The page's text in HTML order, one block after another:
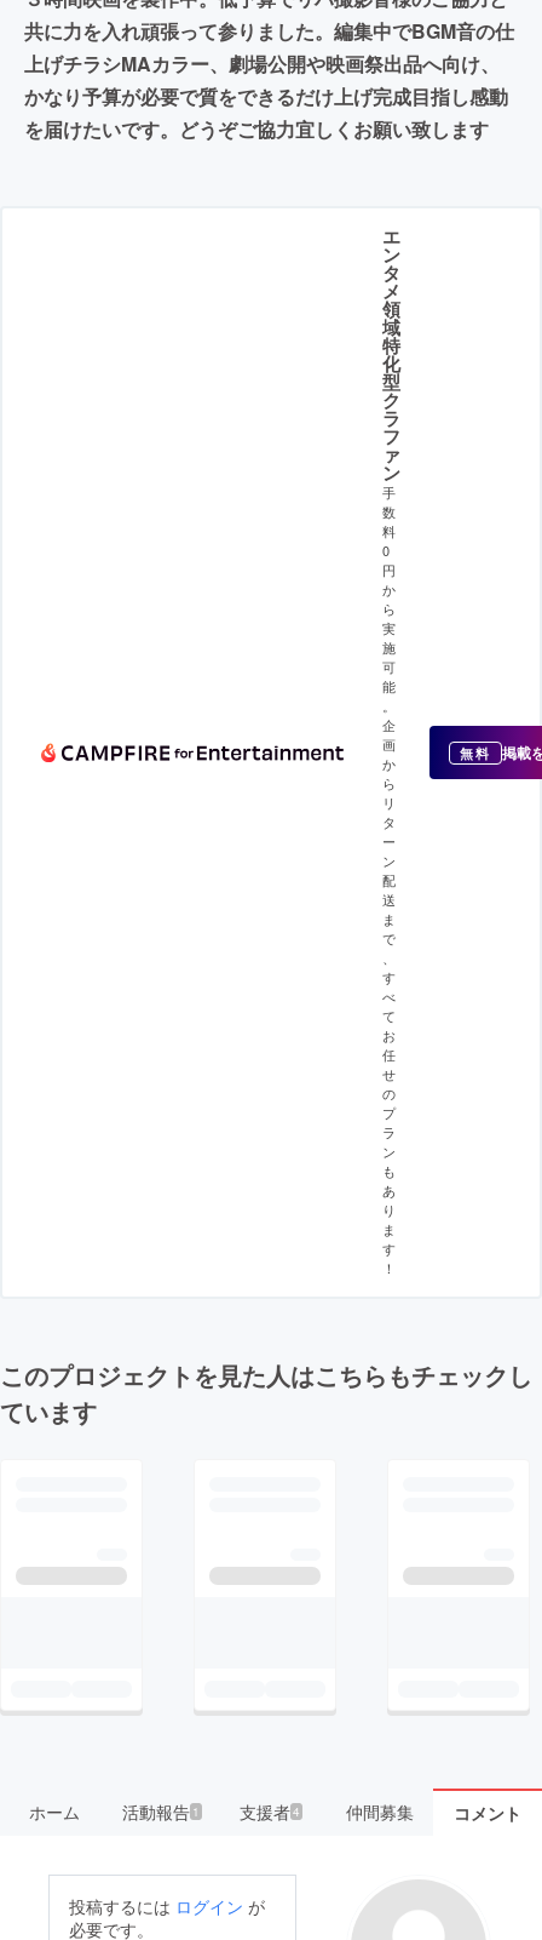
共に力を入れ頑張って参りました。編集中でBGM音の仕
上げチラシMAカラー、劇場公開や映画祭出品へ向け、
かなり予算が必要で質をできるだけ上げ完成目指し感動
を届けたいです。どうぞご協力宜しくお願い致します
エ
ン
タ
メ
領
域
特
化
型
ク
ラ
フ
ァ
ン
手
数
料
0
円
か
ら
実
施
可
能
企
画
か
ら
リ
タ
ー
ン
配
送
ま
で
す
べ
て
お
任
せ
の
プ
ラ
ン
も
あ
り
ま
す
！
無料 掲載
このプロジェクトを見た人はこちらもチェックし
ています
ホーム 活動報告1 支援者4 仲間募集 コメント
投稿するには ログイン が
必要です。